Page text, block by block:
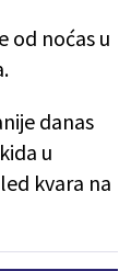
od noćas u
danas
u
kvara na